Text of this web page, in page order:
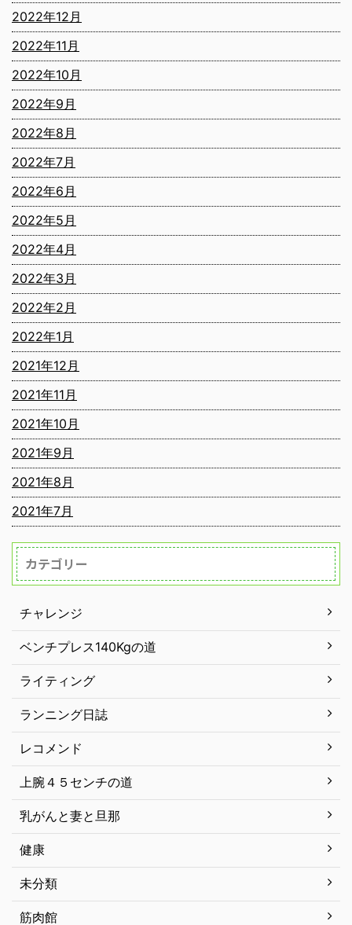
2022年12月
2022年11月
2022年10月
2022年9月
2022年8月
2022年7月
2022年6月
2022年5月
2022年4月
2022年3月
2022年2月
2022年1月
2021年12月
2021年11月
2021年10月
2021年9月
2021年8月
2021年7月
カテゴリー
チャレンジ
ベンチプレス140Kgの道
ライティング
ランニング日誌
レコメンド
上腕４５センチの道
乳がんと妻と旦那
健康
未分類
筋肉館